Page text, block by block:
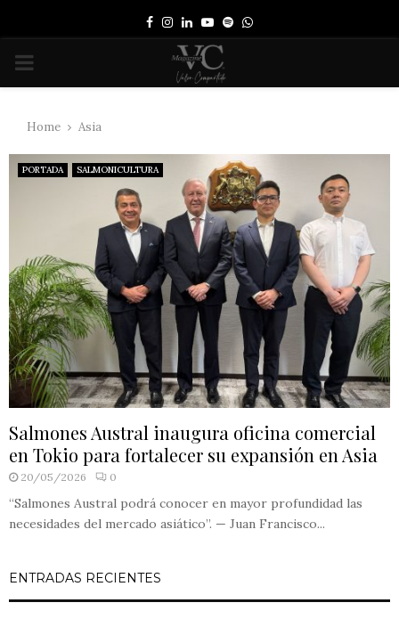
Facebook
Instagram
LinkedinYoutube
SpotifyWhatsapp
PRIMARY
Home Asia
PORTADA SALMONICULTURA
Salmones Austral inaugura oficina comercial
en Tokio para fortalecer su expansión en Asia
20/05/2026 0
“Salmones Austral podrá conocer en mayor profundidad las
necesidades del mercado asiático”. — Juan Francisco...
ENTRADAS RECIENTES